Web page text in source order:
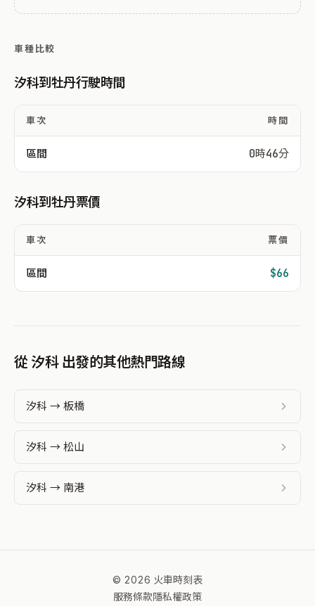
車種比較
汐科到牡丹行駛時間
車次 時間
區間 0時46分
汐科到牡丹票價
車次 票價
區間 $66
從 汐科 出發的其他熱門路線
汐科 → 板橋
汐科 → 松山
汐科 → 南港
© 2026 火車時刻表
服務條款隱私權政策